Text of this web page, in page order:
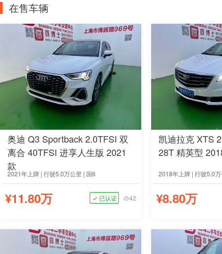
在售车辆
奥迪 Q3 Sportback 2.0TFSI 双
离合 40TFSI 进享人生版 2021
款
2021年上牌 | 行驶5.0万公里 | 国6
¥11.80万 已认证 42
凯迪拉克 XTS
28T 精英型
2018年上牌 | 行驶5.0
¥8.80万